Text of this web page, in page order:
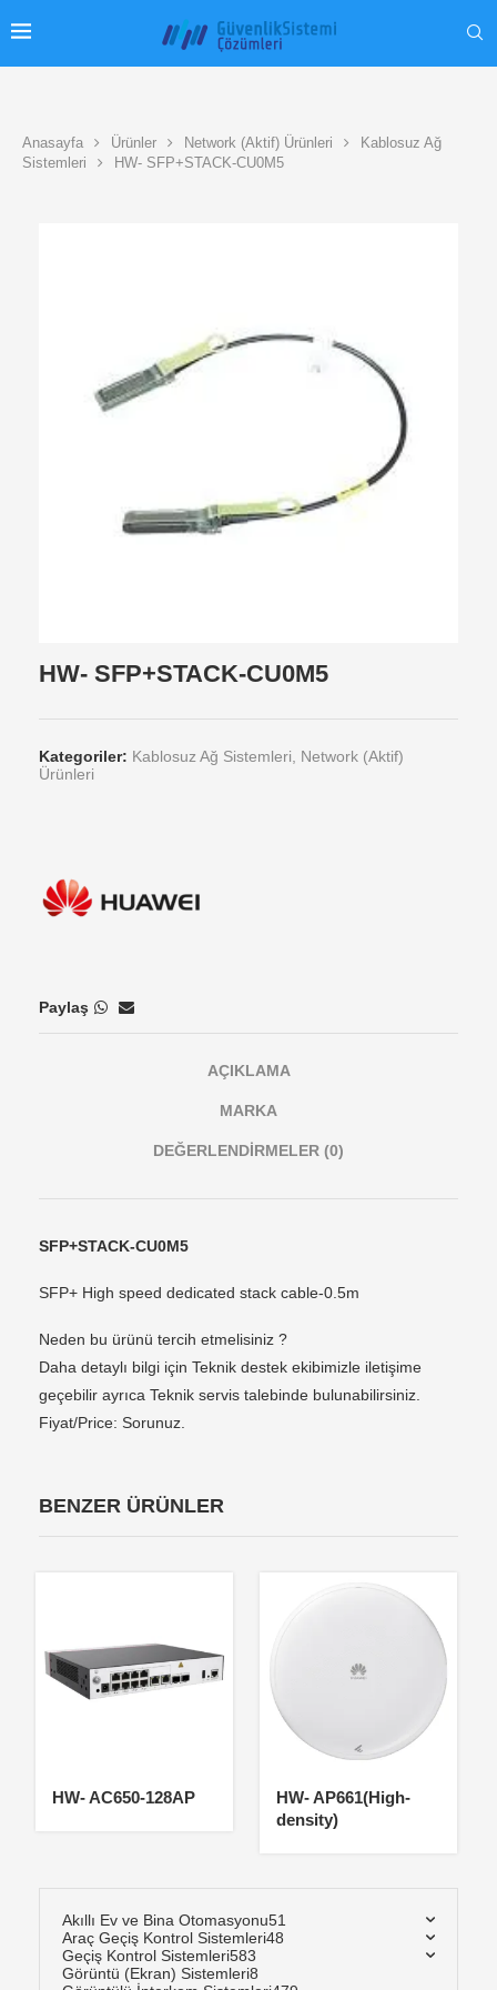
Anasayfa Ürünler Network (Aktif) Ürünleri
Kablosuz Ağ
Sistemleri
HW- SFP+STACK-CU0M5
HW- SFP+STACK-CU0M5
Kategoriler: Kablosuz Ağ Sistemleri
Network (Aktif)
Ürünleri
Paylaş
AÇIKLAMA
MARKA
DEĞERLENDIRMELER (0)
SFP+STACK-CU0M5
SFP+ High speed dedicated stack cable-0.5m
Neden bu ürünü tercih etmelisiniz ?
Daha detaylı bilgi için Teknik destek ekibimizle iletişime
geçebilir ayrıca Teknik servis talebinde bulunabilirsiniz.
Fiyat/Price: Sorunuz.
BENZER ÜRÜNLER
HW- AC650-128AP
HW- AP661(High-
density)
Akıllı Ev ve Bina Otomasyonu51
Araç Geçiş Kontrol Sistemleri48
Geçiş Kontrol Sistemleri583
Görüntü (Ekran) Sistemleri8